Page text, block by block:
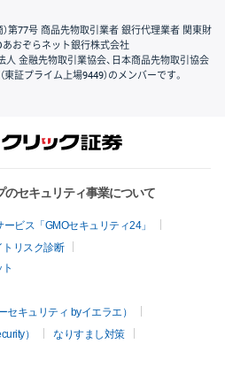
第77号 商品先物取引業者 銀行代理業者 関東財
あおぞらネット銀行株式会社
人 金融先物取引業協会、日本商品先物取引協会
証プライム上場9449）のメンバーです。
セキュリティ事業について
ビス「GMOセキュリティ24」
トリスク診断
キュリティ byイエラエ）
）
なりすまし対策